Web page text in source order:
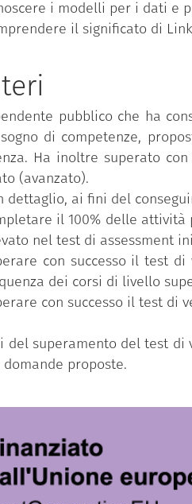
i modelli per i dati e
il significato di
pubblico che ha
di competenze,
Ha inoltre superato
(avanzato).
dettaglio, ai fini del
il 100% delle
nel test di assessment
con successo il test
dei corsi di livello
con successo il test di
del superamento del test di
proposte.